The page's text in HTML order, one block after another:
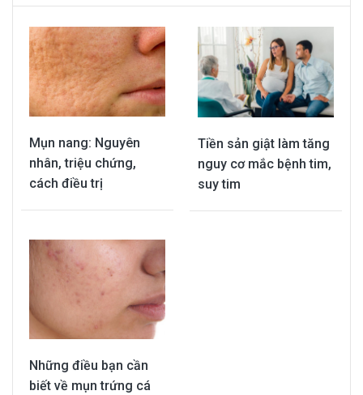
Mụn nang: Nguyên
nhân, triệu chứng,
cách điều trị
Tiền sản giật làm tăng
nguy cơ mắc bệnh tim,
suy tim
Những điều bạn cần
biết về mụn trứng cá